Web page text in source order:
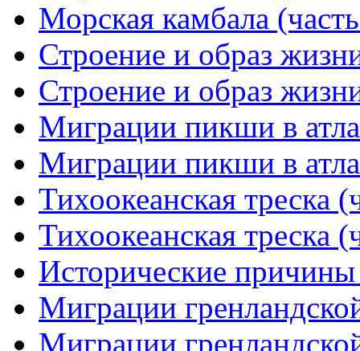
Морская камбала
Строение и образ
Строение и образ
Миграции пикши в
Миграции пикши в
Тихоокеанская треска
Тихоокеанская треска
Исторические
Миграции
Миграции